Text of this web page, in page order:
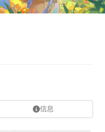
信息
数量和频率限制。